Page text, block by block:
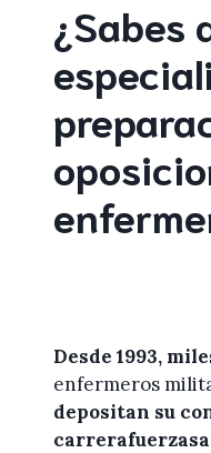
¿Sabes
Desde 1993,
enfermeros
depositan su